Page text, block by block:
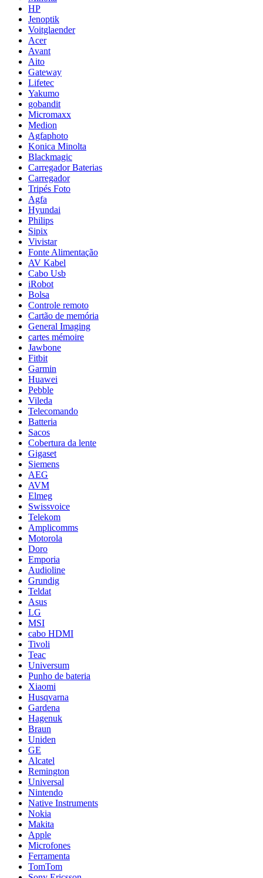
HP
Jenoptik
Voitglaender
Acer
Avant
Aito
Gateway
Lifetec
Yakumo
gobandit
Micromaxx
Medion
Agfaphoto
Konica Minolta
Blackmagic
Carregador Baterias
Carregador
Tripés Foto
Agfa
Hyundai
Philips
Sipix
Vivistar
Fonte Alimentação
AV Kabel
Cabo Usb
iRobot
Bolsa
Controle remoto
Cartão de memória
General Imaging
cartes mémoire
Jawbone
Fitbit
Garmin
Huawei
Pebble
Vileda
Telecomando
Batteria
Sacos
Cobertura da lente
Gigaset
Siemens
AEG
AVM
Elmeg
Swissvoice
Telekom
Amplicomms
Motorola
Doro
Emporia
Audioline
Grundig
Teldat
Asus
LG
MSI
cabo HDMI
Tivoli
Teac
Universum
Punho de bateria
Xiaomi
Husqvarna
Gardena
Hagenuk
Braun
Uniden
GE
Alcatel
Remington
Universal
Nintendo
Native Instruments
Nokia
Makita
Apple
Microfones
Ferramenta
TomTom